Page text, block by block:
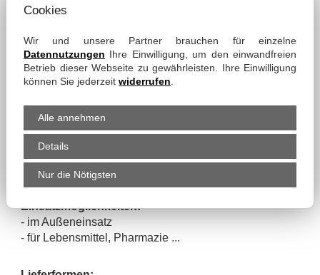
- Federdraht-Spirale
Eigenschaften:
- sehr hohe Abriebfestigkeit
- frei von Halogenen
- elektrostatisch ableitfähig bei beiseitiger Erdung der
Spirale gemäß
BGI 739
- leicht
- stauchbar
- hochflexibel
Einsatzmöglichkeiten:
- im Außeneinsatz
- für Lebensmittel, Pharmazie ...
Cookies
Wir und unsere Partner brauchen für einzelne
Datennutzungen Ihre Einwilligung, um den einwandfreien
Betrieb dieser Webseite zu gewährleisten. Ihre Einwilligung
können Sie jederzeit widerrufen
Alle annehmen
Details
Nur die Nötigsten